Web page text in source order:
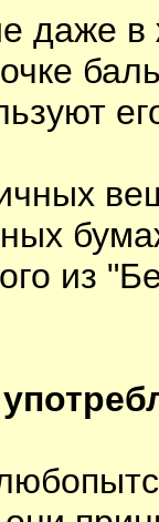
даже
из